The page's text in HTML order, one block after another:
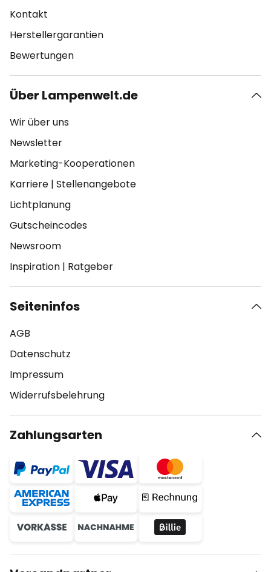
Kontakt
Herstellergarantien
Bewertungen
Über Lampenwelt.de
Wir über uns
Newsletter
Marketing-Kooperationen
Karriere | Stellenangebote
Lichtplanung
Gutscheincodes
Newsroom
Inspiration | Ratgeber
Seiteninfos
AGB
Datenschutz
Impressum
Widerrufsbelehrung
Zahlungsarten